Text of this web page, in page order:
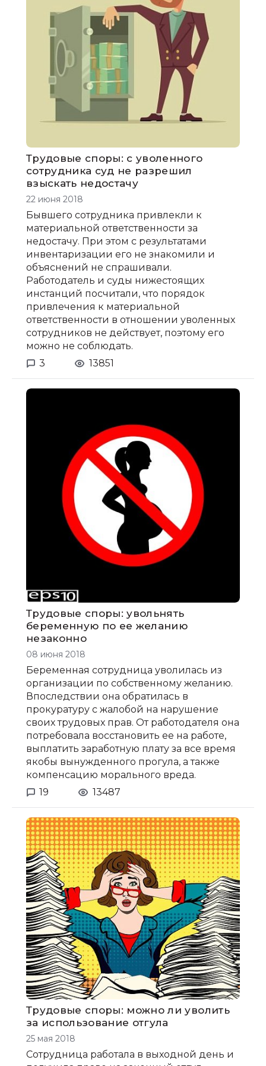
Трудовые споры: с уволенного
сотрудника суд не разрешил
взыскать недостачу
22 июня 2018
Бывшего сотрудника привлекли к
материальной ответственности за
недостачу. При этом с результатами
инвентаризации его не знакомили и
объяснений не спрашивали.
Работодатель и суды нижестоящих
инстанций посчитали, что порядок
привлечения к материальной
ответственности в отношении уволенных
сотрудников не действует, поэтому его
можно не соблюдать.
3
13851
Трудовые споры: увольнять
беременную по ее желанию
незаконно
08 июня 2018
Беременная сотрудница уволилась из
организации по собственному желанию.
Впоследствии она обратилась в
прокуратуру с жалобой на нарушение
своих трудовых прав. От работодателя она
потребовала восстановить ее на работе,
выплатить заработную плату за все время
якобы вынужденного прогула, а также
компенсацию морального вреда.
19
13487
Трудовые споры: можно ли уволить
за использование отгула
25 мая 2018
Сотрудница работала в выходной день и